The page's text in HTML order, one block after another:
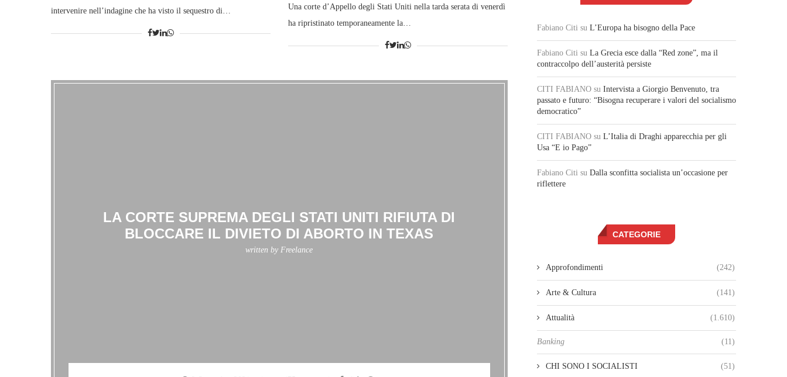
intervenire nell’indagine che ha visto il sequestro di…
Una corte d’Appello degli Stati Uniti nella tarda serata di venerdì
ha ripristinato temporaneamente la…
LA CORTE SUPREMA DEGLI STATI UNITI RIFIUTA DI
BLOCCARE IL DIVIETO DI ABORTO IN TEXAS
written by Freelance
Fabiano Citi su L’Europa ha bisogno della Pace
Fabiano Citi su La Grecia esce dalla “Red zone”, ma il
contraccolpo dell’austerità persiste
CITI FABIANO su Intervista a Giorgio Benvenuto, tra
passato e futuro: “Bisogna recuperare i valori del socialismo
democratico”
CITI FABIANO su L’Italia di Draghi apparecchia per gli
Usa “E io Pago”
Fabiano Citi su Dalla sconfitta socialista un’occasione per
riflettere
CATEGORIE
Approfondimenti (242)
Arte & Cultura (141)
Attualità (1.610)
Banking (11)
CHI SONO I SOCIALISTI (51)